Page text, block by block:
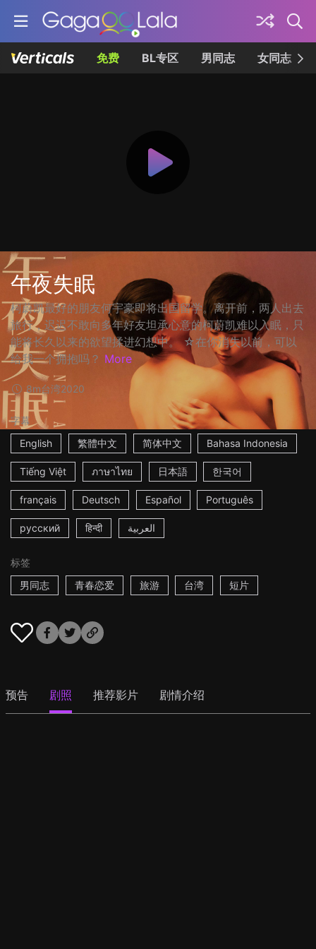
免费 BL专区 男同志 女同志
午夜失眠
柯蔚凯最好的朋友何宇豪即将出国留学。离开前，两人出去
旅行，迟迟不敢向多年好友坦承心意的柯蔚凯难以入眠，只
能将长久以来的欲望揉进幻想中。 ☆在你消失以前，可以
给我一个拥抱吗？ More
8m台湾2020
字幕
English
繁體中文 简体中文 Bahasa Indonesia
Tiếng Việt ภาษาไทย 日本語 한국어
français Deutsch Español Português
русский हिन्दी العربية
标签
男同志
青春恋爱 旅游 台湾 短片
预告 剧照 推荐影片 剧情介绍